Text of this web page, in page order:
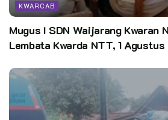
Saat ini Mila sudah melakukan
berobat, butuh biaya ratusan juta
Rencananya dalam jangka waktu
di Jakarta, menunggu bisa tercover
Editor:
Kata Kunci:
gerakan pramuka Jabar
pramuka
KWARCAB
Mugus I SDN Waijarang Kwaran
Lembata Kwarda NTT, 1